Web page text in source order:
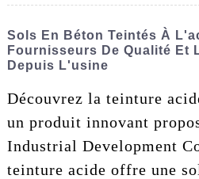
Sols En Béton Teintés À
Fournisseurs De Qualité Et
Depuis L'usine
Découvrez la teinture
un produit innovant
Industrial Development
teinture acide offre une